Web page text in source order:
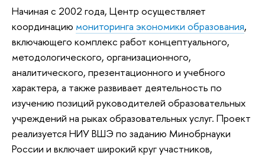
Начиная с 2002 года, Центр осуществляет
координацию мониторинга экономики образования,
включающего комплекс работ концептуального,
методологического, организационного,
аналитического, презентационного и учебного
характера, а также развивает деятельность по
изучению позиций руководителей образовательных
учреждений на рыках образовательных услуг. Проект
реализуется НИУ ВШЭ по заданию Минобрнауки
России и включает широкий круг участников,